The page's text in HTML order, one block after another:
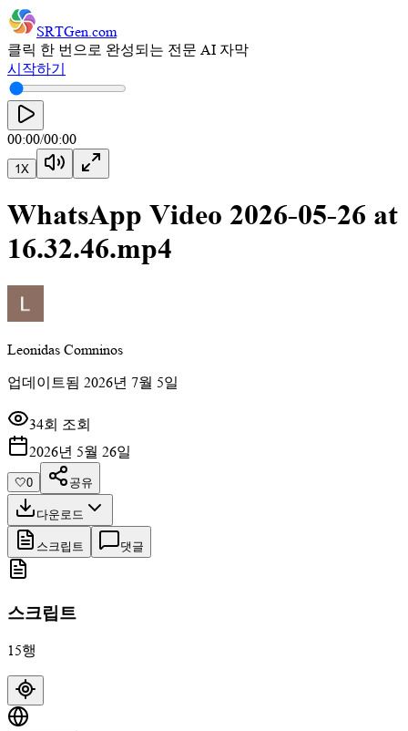
SRTGen.com
클릭 한 번으로 완성되는 전문 AI 자막
시작하기
00:00/00:00
1X
WhatsApp Video 2026-05-26 at
16.32.46.mp4
Leonidas Comninos
업데이트됨 2026년 7월 5일
34회 조회
2026년 5월 26일
🤍0 공유
다운로드
스크립트 댓글
스크립트
15행